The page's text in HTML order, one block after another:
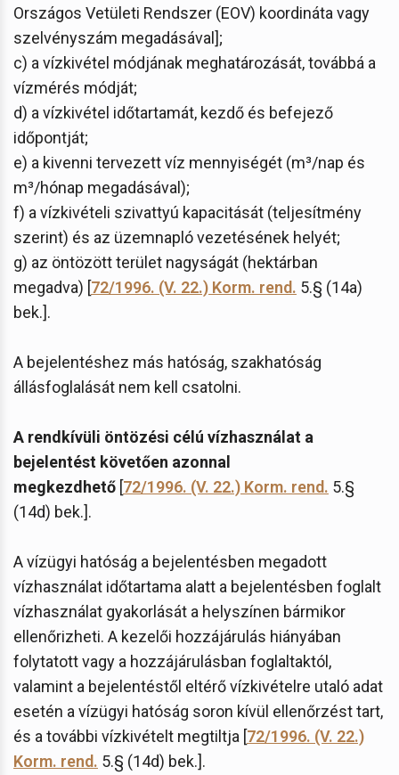
Országos Vetületi Rendszer (EOV) koordináta vagy
szelvényszám megadásával];
c) a vízkivétel módjának meghatározását, továbbá a
vízmérés módját;
d) a vízkivétel időtartamát, kezdő és befejező
időpontját;
e) a kivenni tervezett víz mennyiségét (m³/nap és
m³/hónap megadásával);
f) a vízkivételi szivattyú kapacitását (teljesítmény
szerint) és az üzemnapló vezetésének helyét;
g) az öntözött terület nagyságát (hektárban
megadva) [72/1996. (V. 22.) Korm. rend. 5.§ (14a)
bek.].
A bejelentéshez más hatóság, szakhatóság
állásfoglalását nem kell csatolni.
A rendkívüli öntözési célú vízhasználat a
bejelentést követően azonnal
megkezdhető [72/1996. (V. 22.) Korm. rend. 5.§
(14d) bek.].
A vízügyi hatóság a bejelentésben megadott
vízhasználat időtartama alatt a bejelentésben foglalt
vízhasználat gyakorlását a helyszínen bármikor
ellenőrizheti. A kezelői hozzájárulás hiányában
folytatott vagy a hozzájárulásban foglaltaktól,
valamint a bejelentéstől eltérő vízkivételre utaló adat
esetén a vízügyi hatóság soron kívül ellenőrzést tart,
és a további vízkivételt megtiltja [72/1996. (V. 22.)
Korm. rend. 5.§ (14d) bek.].